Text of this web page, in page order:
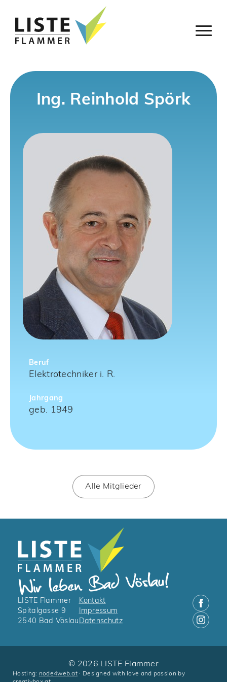
Ing. Reinhold Spörk
Beruf
Elektrotechniker i. R.
Jahrgang
geb. 1949
Alle Mitglieder
LISTE Flammer
Spitalgasse 9
2540 Bad Vöslau
Kontakt
Impressum
Datenschutz
© 2026 LISTE Flammer
Hosting: node4web.at · Designed with love and passion by